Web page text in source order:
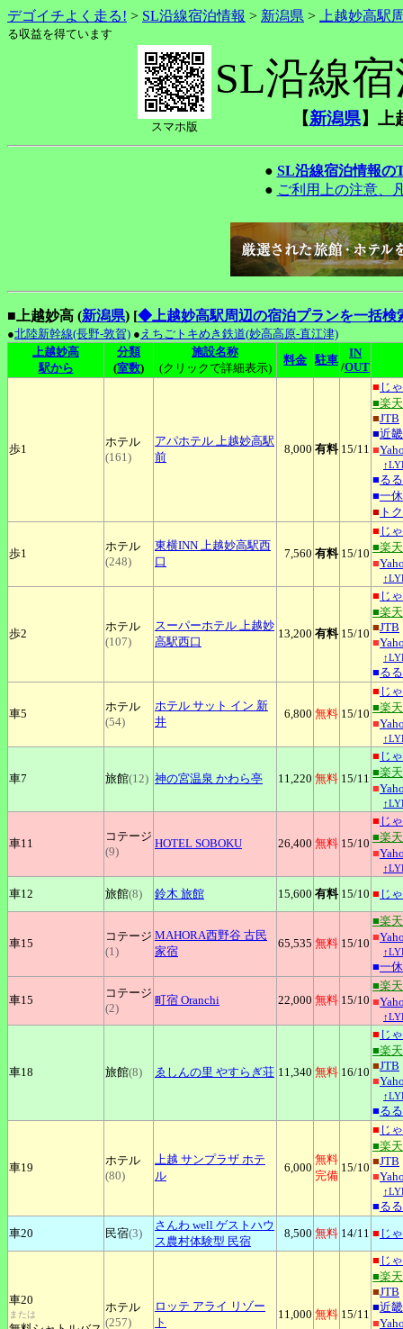
デゴイチよく走る! > SL沿線宿泊情報 > 新潟県 > 上越妙高駅
る収益を得ています
スマホ版
SL沿線
【新潟県】上
● SL沿線宿泊情報の
● ご利用上の注意、
■上越妙高 (新潟県) [◆上越妙高駅周辺の宿泊プランを一括検
●北陸新幹線(長野-敦賀) ● えちごトキめき鉄道(妙高高原-直江津)
上越妙高
駅から
分類
(室数)
施設名称
(クリックで詳細表示)
料金 駐車
IN
/OUT
歩1
ホテル
(161)
アパホテル 上越妙高駅
前
8,000 有料 15/11
■ じ
■楽
■JTB
■近
■
■る
■一休
■ ト
歩1
ホテル
(248)
東横INN 上越妙高駅西
口
7,560 有料 15/10
■ じ
■楽
■
歩2
ホテル
(107)
スーパーホテル 上越妙
高駅西口
13,200 有料 15/10
■ じ
■楽
■JTB
■
■る
車5
ホテル
(54)
ホテル サット イン 新
井
6,800 無料 15/10
■ じ
■楽
■
車7 旅館(12) 神の宮温泉 かわら亭 11,220 無料 15/11
■ じ
■楽
■
車11
コテージ
(9)
HOTEL SOBOKU 26,400 無料 15/10
■ じ
■楽
■
車12 旅館(8) 鈴木 旅館 15,600 有料 15/10 ■ じ
車15
コテージ
(1)
MAHORA西野谷 古民
家宿
65,535 無料 15/10
■楽
■
■一休
車15
コテージ
(2)
町宿 Oranchi 22,000 無料 15/10
■楽
■
車18 旅館(8) ゑしんの里 やすらぎ荘 11,340 無料 16/10
■ じ
■楽
■JTB
■
■る
車19
ホテル
(80)
上越 サンプラザ ホテ
ル
6,000
無料
完備
15/10
■ じ
■楽
■JTB
■
■る
車20
民宿(3)
さんわ well ゲストハウ
ス農村体験型 民宿
8,500 無料 14/11 ■ じ
車20
または
ホテル
(257)
ロッテ アライ リゾー
ト
11,000 無料 15/11
■ じ
■楽
■JTB
■近
■